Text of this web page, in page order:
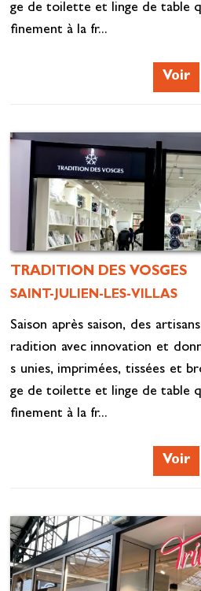
ge de toilette et linge de table
finement à la fr...
Voir
TRADITION DES VOSGES
SAINT-JULIEN-LES-VILLAS
Saison après saison, des
radition avec innovation et
s unies, imprimées, tissées et
ge de toilette et linge de table
finement à la fr...
Voir